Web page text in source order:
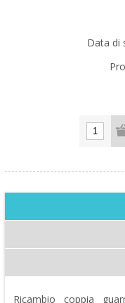
Data di
Ricambio coppia